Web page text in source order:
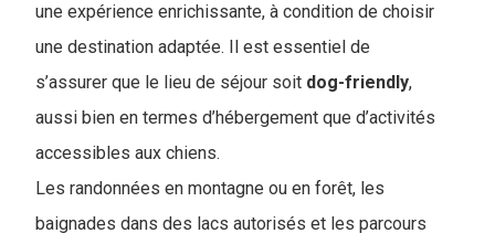
une expérience enrichissante, à condition de choisir
une destination adaptée. Il est essentiel de
s’assurer que le lieu de séjour soit dog-friendly,
aussi bien en termes d’hébergement que d’activités
accessibles aux chiens.
Les randonnées en montagne ou en forêt, les
baignades dans des lacs autorisés et les parcours